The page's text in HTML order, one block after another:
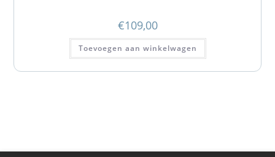
€109,00
Toevoegen aan winkelwagen